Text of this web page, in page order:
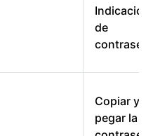
Indicación
de
Copiar y
pegar la